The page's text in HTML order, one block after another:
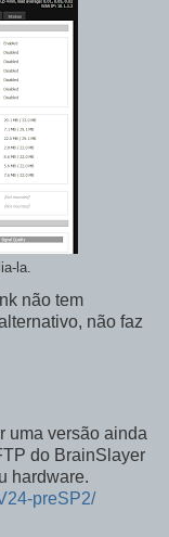
la.
não tem
não faz
uma versão ainda
do BrainSlayer
hardware.
preSP2/